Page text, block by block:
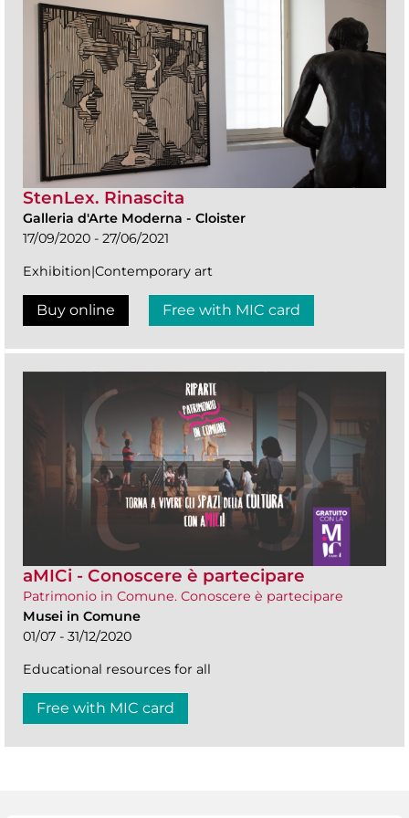
StenLex. Rinascita
Galleria d'Arte Moderna - Cloister
17/09/2020 - 27/06/2021
Exhibition|Contemporary art
Buy online Free with MIC card
aMICi - Conoscere è partecipare
Patrimonio in Comune. Conoscere è partecipare
Musei in Comune
01/07 - 31/12/2020
Educational resources for all
Free with MIC card